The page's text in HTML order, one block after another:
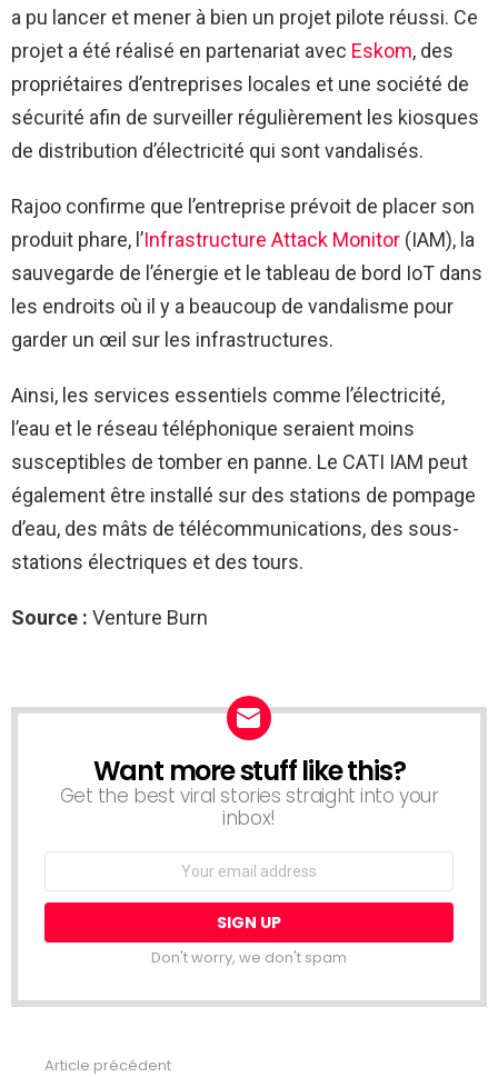
a pu lancer et mener à bien un projet pilote réussi. Ce
projet a été réalisé en partenariat avec Eskom, des
propriétaires d’entreprises locales et une société de
sécurité afin de surveiller régulièrement les kiosques
de distribution d’électricité qui sont vandalisés.
Rajoo confirme que l’entreprise prévoit de placer son
produit phare, l’Infrastructure Attack Monitor (IAM), la
sauvegarde de l’énergie et le tableau de bord IoT dans
les endroits où il y a beaucoup de vandalisme pour
garder un œil sur les infrastructures.
Ainsi, les services essentiels comme l’électricité,
l’eau et le réseau téléphonique seraient moins
susceptibles de tomber en panne. Le CATI IAM peut
également être installé sur des stations de pompage
d’eau, des mâts de télécommunications, des sous-
stations électriques et des tours.
Source : Venture Burn
NEWSLETTER
Want more stuff like this?
Get the best viral stories straight into your
inbox!
Email
Don't worry, we don't spam
Article précédent